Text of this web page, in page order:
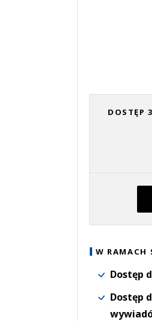
DOSTĘP
W RAMACH
Dostęp
Dostęp